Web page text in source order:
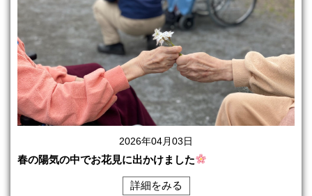
2026年04月03日
春の陽気の中でお花見に出かけました
詳細をみる